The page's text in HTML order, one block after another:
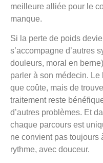
meilleure alliée pour le
manque.
Si la perte de poids
s’accompagne d’autres
douleurs, moral en
parler à son médecin. Le
que coûte, mais de
traitement reste
d’autres problèmes. Et
chaque parcours est
ne convient pas toujours
rythme, avec douceur.